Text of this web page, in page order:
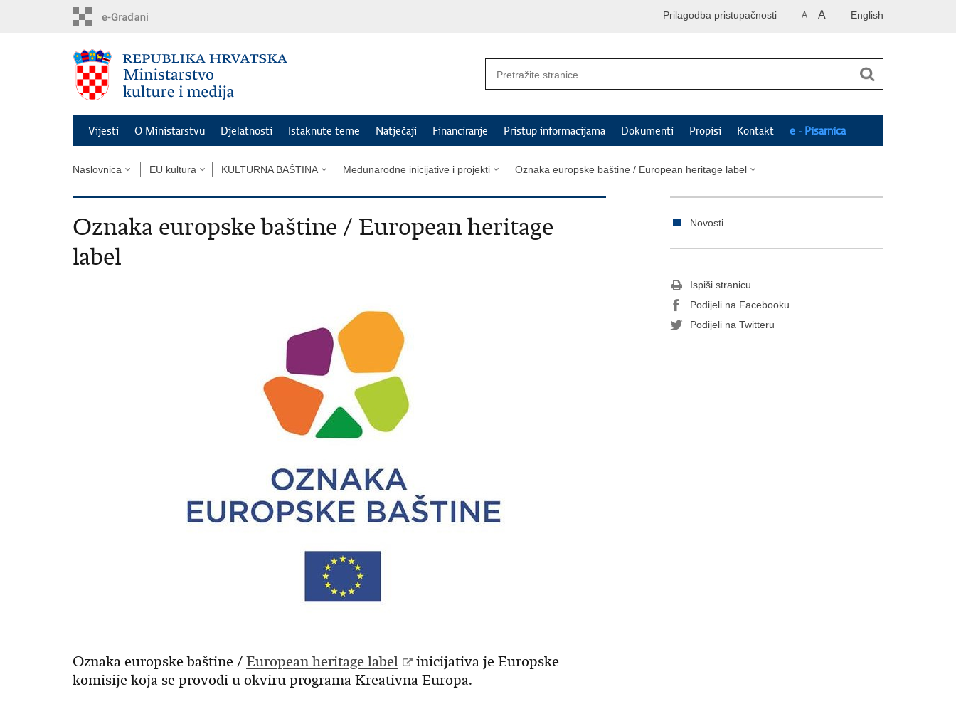
English
A A
Prilagodba pristupačnosti
Vijesti O Ministarstvu Djelatnosti Istaknute teme Natječaji Financiranje Pristup informacijama Dokumenti Propisi Kontakt e - Pisarnica
Naslovnica EU kultura KULTURNA BAŠTINA Međunarodne inicijative i projekti Oznaka europske baštine / European heritage label
Oznaka europske baštine / European heritage
label
Oznaka europske baštine / European heritage label
inicijativa je Europske
komisije koja se provodi u okviru programa Kreativna Europa.
Novosti
Ispiši stranicu
Podijeli na Facebooku
Podijeli na Twitteru